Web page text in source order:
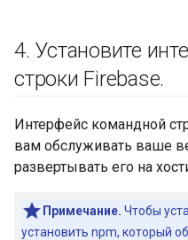
4. Установите
строки Firebase.
Интерфейс командной
вам обслуживать ваше
развертывать его на
Примечание. Чтобы
установить npm, который